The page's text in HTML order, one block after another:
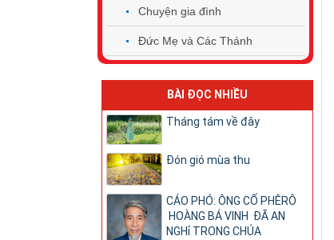
Chuyện gia đình
Đức Mẹ và Các Thánh
BÀI ĐỌC NHIỀU
Tháng tám về đây
Đón gió mùa thu
CÁO PHÓ: ÔNG CỐ PHÊRÔ
HOÀNG BÁ VINH ĐÃ AN
NGHỉ TRONG CHÚA